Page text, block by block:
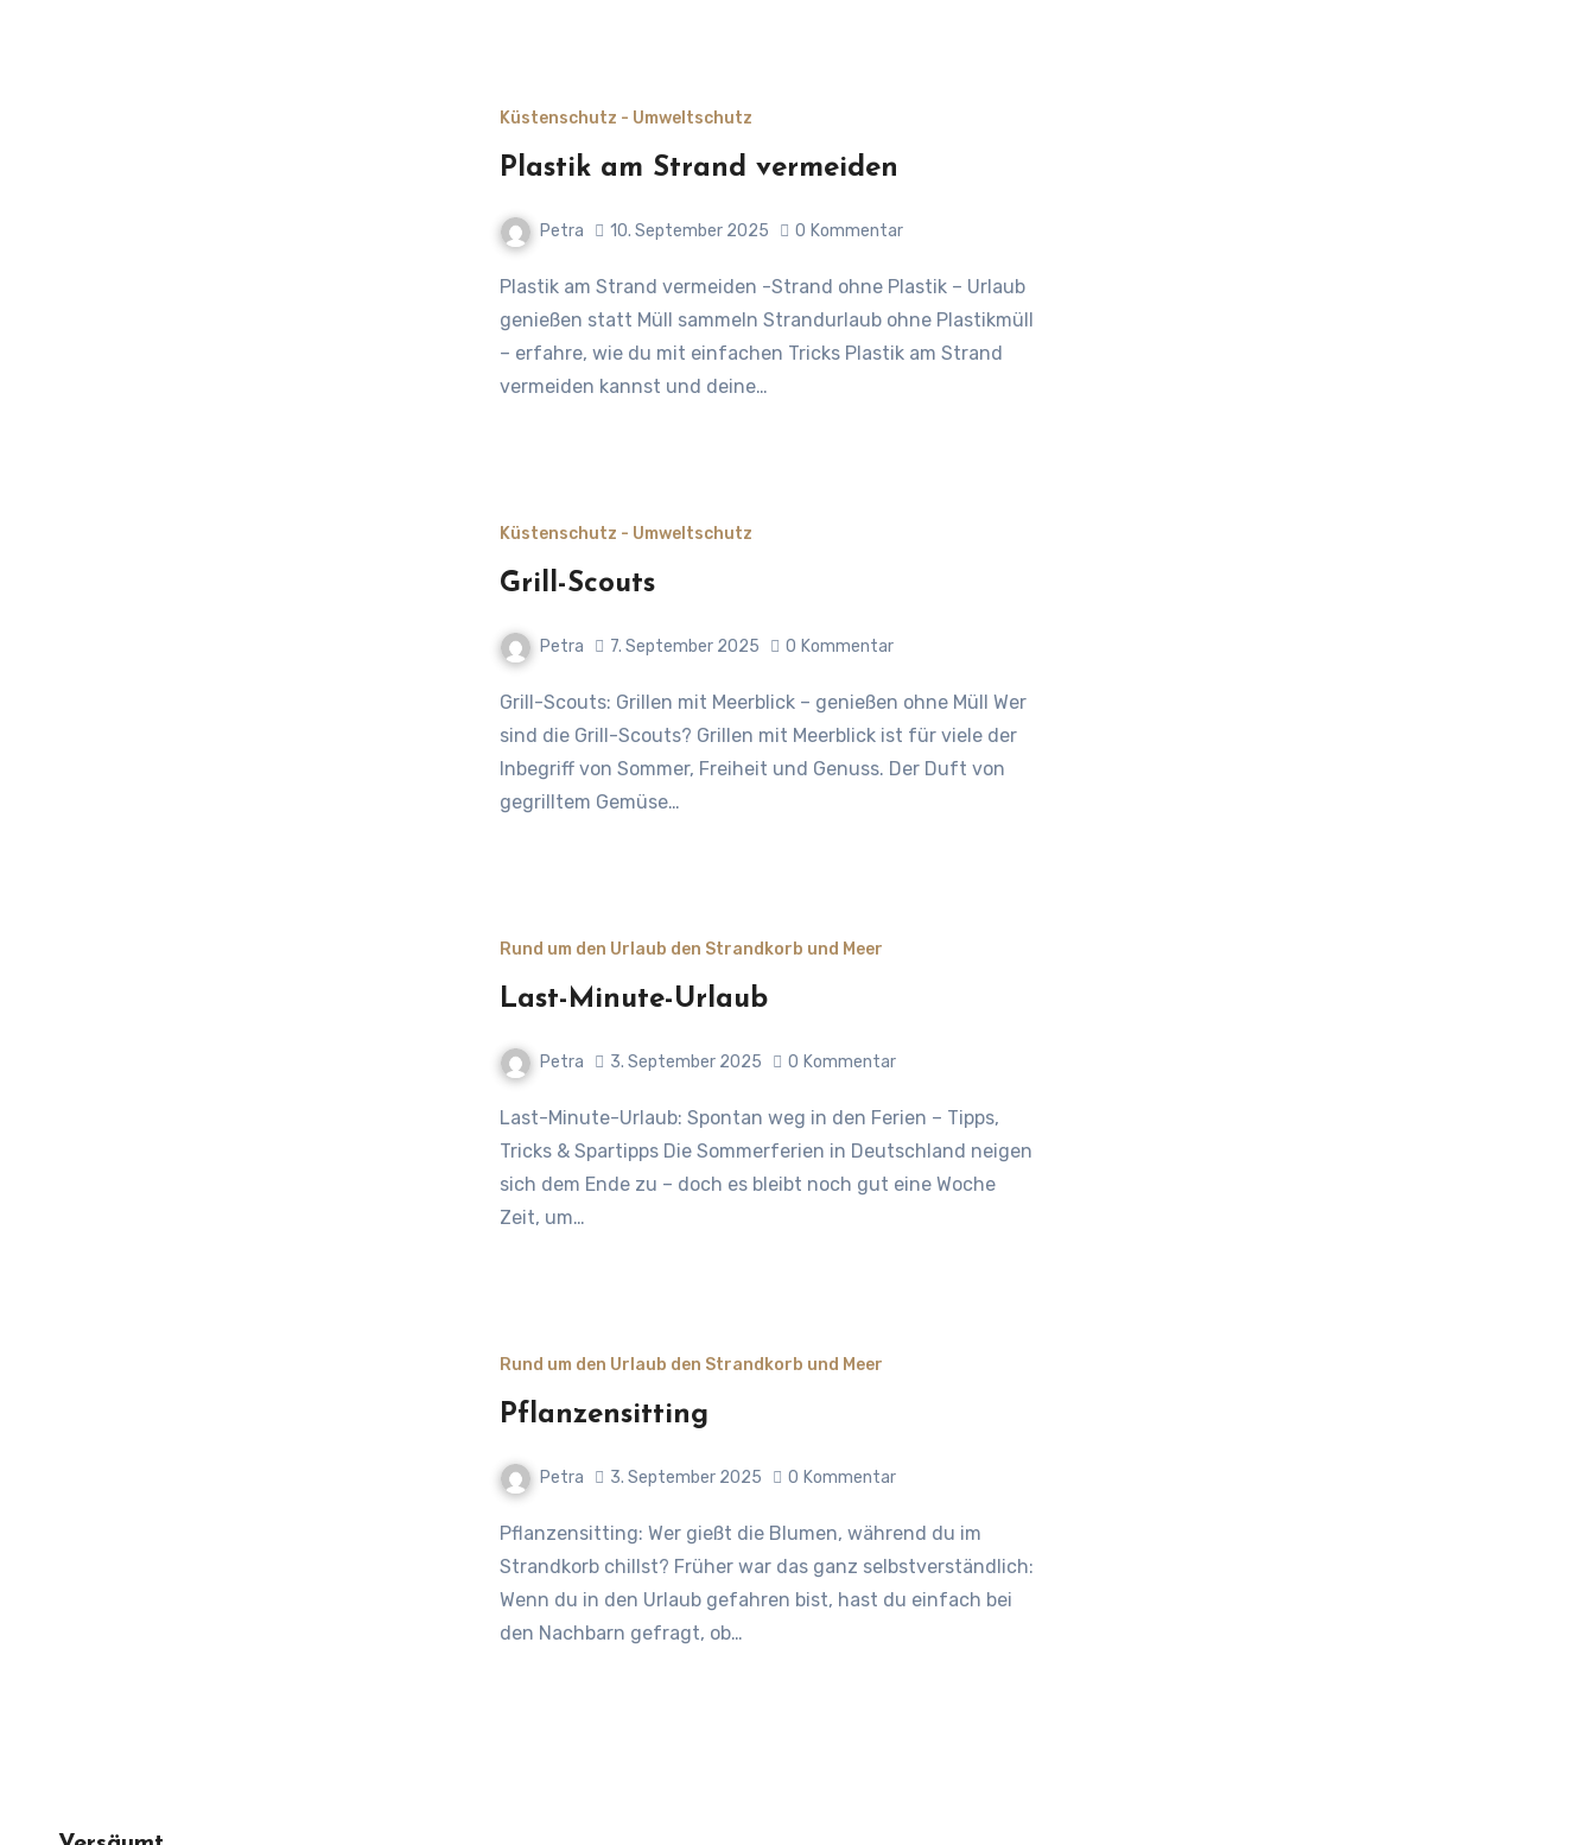
Küstenschutz - Umweltschutz
Plastik am Strand vermeiden
Petra 10. September 2025 0 Kommentar
Plastik am Strand vermeiden -Strand ohne Plastik – Urlaub
genießen statt Müll sammeln Strandurlaub ohne Plastikmüll
– erfahre, wie du mit einfachen Tricks Plastik am Strand
vermeiden kannst und deine…
Küstenschutz - Umweltschutz
Grill-Scouts
Petra 7. September 2025 0 Kommentar
Grill-Scouts: Grillen mit Meerblick – genießen ohne Müll Wer
sind die Grill-Scouts? Grillen mit Meerblick ist für viele der
Inbegriff von Sommer, Freiheit und Genuss. Der Duft von
gegrilltem Gemüse…
Rund um den Urlaub den Strandkorb und Meer
Last-Minute-Urlaub
Petra 3. September 2025 0 Kommentar
Last-Minute-Urlaub: Spontan weg in den Ferien – Tipps,
Tricks & Spartipps Die Sommerferien in Deutschland neigen
sich dem Ende zu – doch es bleibt noch gut eine Woche
Zeit, um…
Rund um den Urlaub den Strandkorb und Meer
Pflanzensitting
Petra 3. September 2025 0 Kommentar
Pflanzensitting: Wer gießt die Blumen, während du im
Strandkorb chillst? Früher war das ganz selbstverständlich:
Wenn du in den Urlaub gefahren bist, hast du einfach bei
den Nachbarn gefragt, ob…